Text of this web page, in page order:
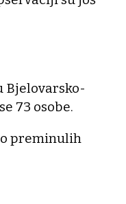
Bjelovarsko-
73 osobe.
preminulih